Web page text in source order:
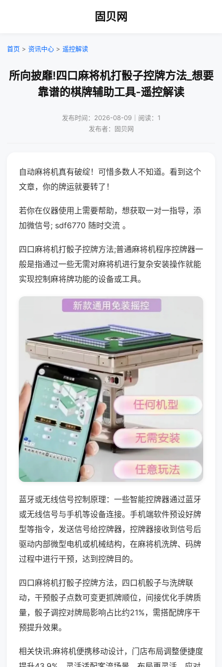
固贝网
首页 > 资讯中心 > 遥控解读
所向披靡!四口麻将机打骰子控牌方法_想要
靠谱的棋牌辅助工具-遥控解读
发布时间：2026-08-09｜阅读：1
发布者：固贝网
自动麻将机真有破绽！可惜多数人不知道。看到这个
文章，你的牌运就要转了！
若你在仪器使用上需要帮助，想获取一对一指导，添
加微信号; sdf6770 随时交流 。
四口麻将机打骰子控牌方法;普通麻将机程序控牌器一
般是指通过一些无需对麻将机进行复杂安装操作就能
实现控制麻将牌功能的设备或工具。
蓝牙或无线信号控制原理：一些智能控牌器通过蓝牙
或无线信号与手机等设备连接。手机端软件预设好牌
型等指令，发送信号给控牌器，控牌器接收到信号后
驱动内部微型电机或机械结构，在麻将机洗牌、码牌
过程中进行干预，达到控牌目的。
四口麻将机打骰子控牌方法，四口机骰子与洗牌联
动，干预骰子点数可变更抓牌顺位，间接优化手牌质
量，骰子调控对牌局影响占比约21%，需搭配牌序干
预提升效果。
相关快讯:麻将机便携移动设计，门店布局调整便捷度